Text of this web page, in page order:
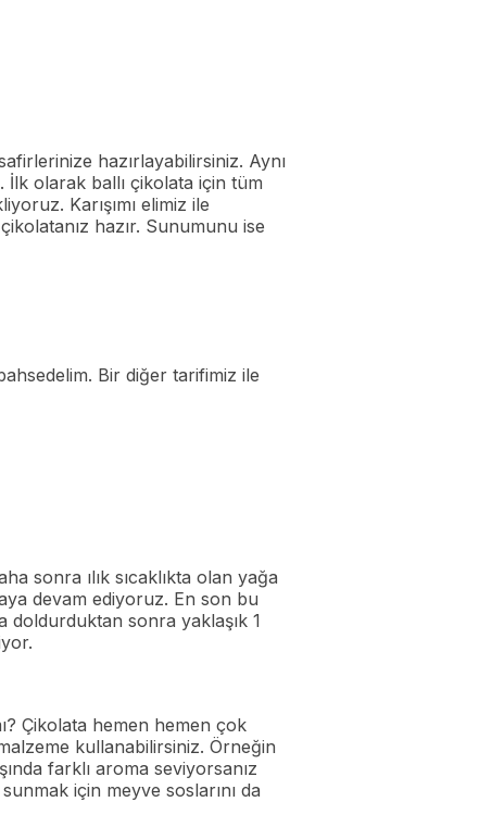
hazırlayabilirsiniz. Aynı
olarak ballı çikolata için tüm
Karışımı elimiz ile
hazır. Sunumunu ise
Bir diğer tarifimiz ile
sonra ılık sıcaklıkta olan yağa
devam ediyoruz. En son bu
doldurduktan sonra yaklaşık 1
Çikolata hemen hemen çok
kullanabilirsiniz. Örneğin
farklı aroma seviyorsanız
için meyve soslarını da